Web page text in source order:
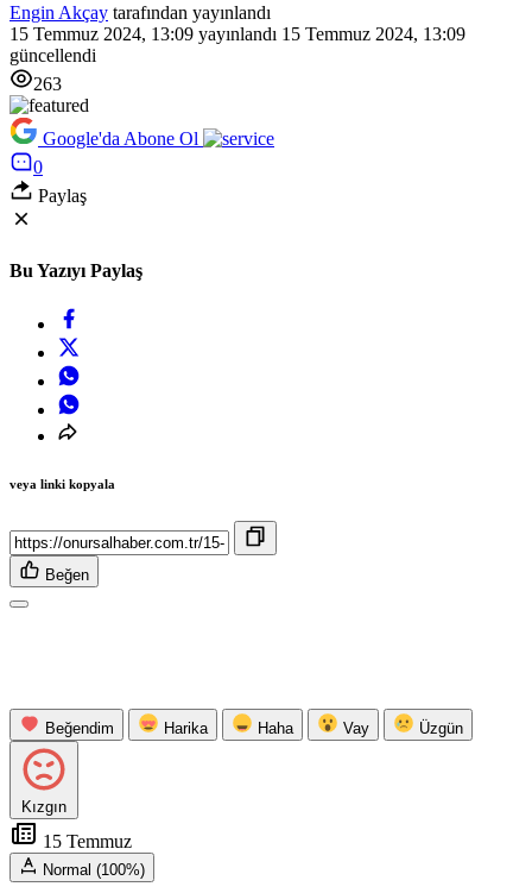
Engin Akçay tarafından yayınlandı
15 Temmuz 2024, 13:09 yayınlandı 15 Temmuz 2024, 13:09
güncellendi
263
Google'da Abone Ol
0
Paylaş
Bu Yazıyı Paylaş
veya linki kopyala
Beğen
Beğendim Harika Haha Vay Üzgün
Kızgın
15 Temmuz
Normal (100%)